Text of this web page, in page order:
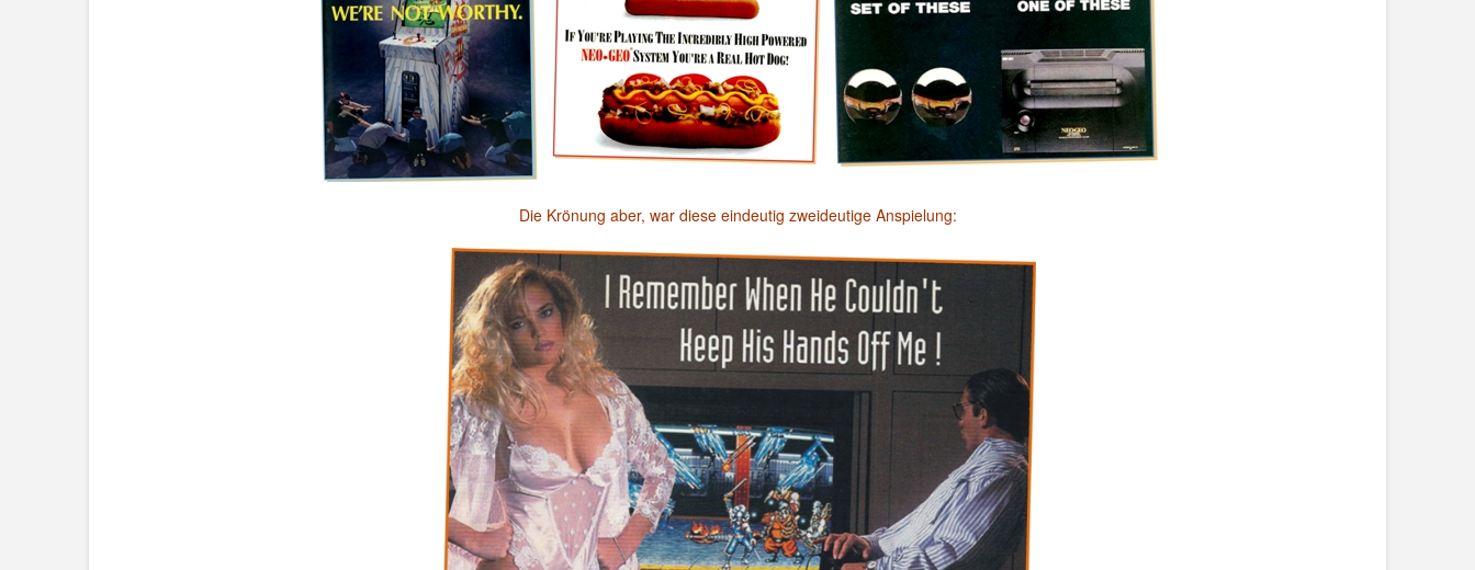
Die Krönung aber, war diese eindeutig zweideutige Anspielung: